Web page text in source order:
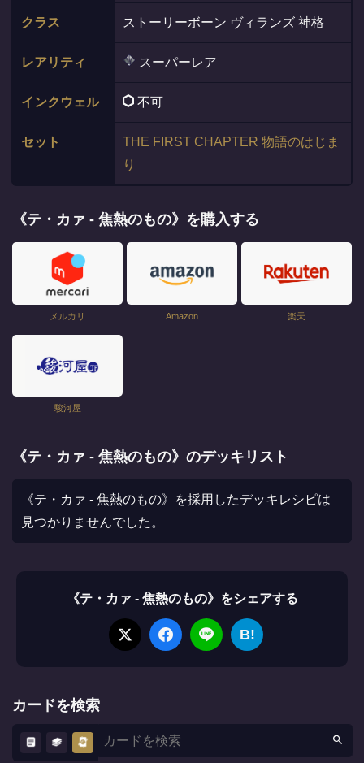
クラス ストーリーボーン ヴィランズ 神格
レアリティ スーパーレア
インクウェル 不可
セット
THE FIRST CHAPTER 物語のはじま
り
《テ・カァ - 焦熱のもの》を購入する
メルカリ Amazon 楽天
駿河屋
《テ・カァ - 焦熱のもの》のデッキリスト
《テ・カァ - 焦熱のもの》を採用したデッキレシピは
見つかりませんでした。
《テ・カァ - 焦熱のもの》をシェアする
B!
カードを検索